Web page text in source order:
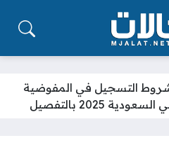
التسجيل في المفوضية
2025 بالتفصيل